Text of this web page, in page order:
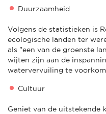
Duurzaamheid
Volgens de statistieken is
ecologische landen ter
als "een van de groenste
wijten zijn aan de
watervervuiling te
Cultuur
Geniet van de uitstekende